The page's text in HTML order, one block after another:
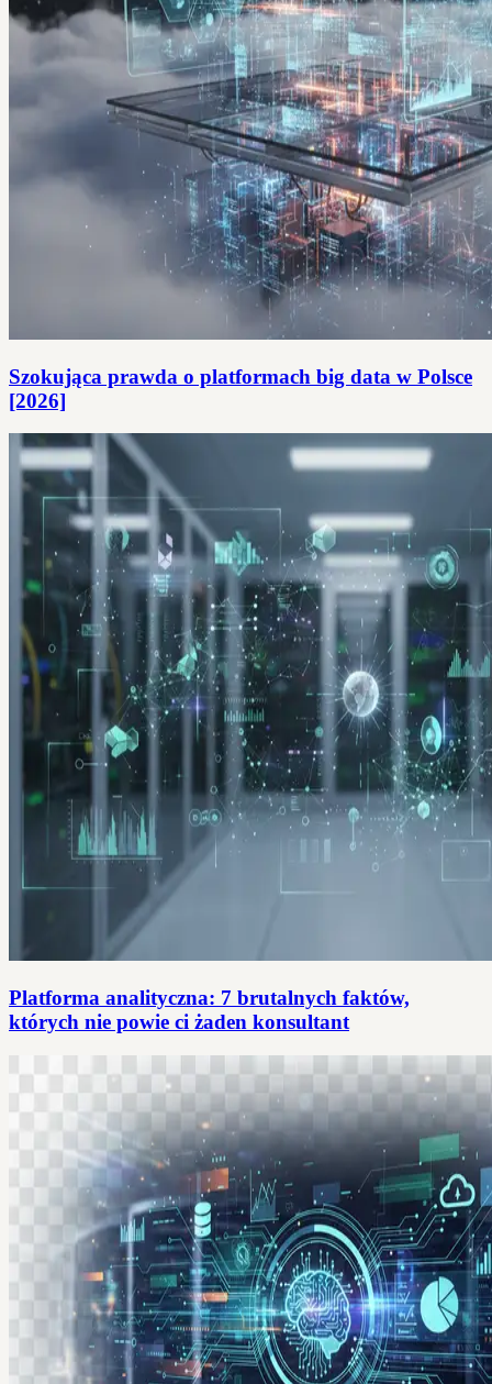
Szokująca prawda o platformach big data w Polsce
[2026]
Platforma analityczna: 7 brutalnych faktów,
których nie powie ci żaden konsultant